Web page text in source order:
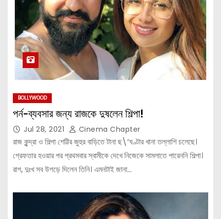
BOLLYWOOD
পর্ন-ব্যবসার জন্য রাজকে দুষলেন শিল্পা!
Jul 28, 2021 Cinema Chapter
রাজ কুন্দ্রা ও শিল্পা শেট্টির জুহুর বাড়িতে টানা ছ\’ঘণ্টার খানা তল্লাশি চলেছে।
গ্রেফতার হওয়ার পর প্রথমবার স্বামীকে দেখে নিজেকে সামলাতে পারেননি শিল্পা।
রাগ, দুঃখ সব উগড়ে দিলেন তিনি। এমনটাই জানা…